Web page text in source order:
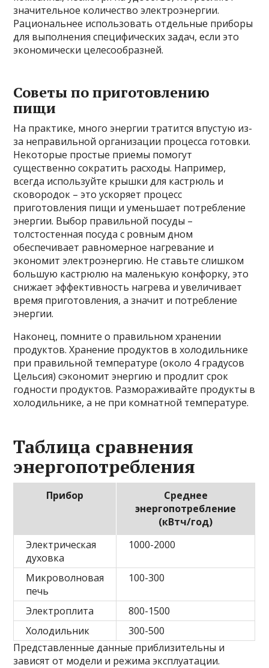
значительное количество электроэнергии.
Рациональнее использовать отдельные приборы
для выполнения специфических задач, если это
экономически целесообразней.
Советы по приготовлению
пищи
На практике, много энергии тратится впустую из-
за неправильной организации процесса готовки.
Некоторые простые приемы помогут
существенно сократить расходы. Например,
всегда используйте крышки для кастрюль и
сковородок – это ускоряет процесс
приготовления пищи и уменьшает потребление
энергии. Выбор правильной посуды –
толстостенная посуда с ровным дном
обеспечивает равномерное нагревание и
экономит электроэнергию. Не ставьте слишком
большую кастрюлю на маленькую конфорку, это
снижает эффективность нагрева и увеличивает
время приготовления, а значит и потребление
энергии.
Наконец, помните о правильном хранении
продуктов. Хранение продуктов в холодильнике
при правильной температуре (около 4 градусов
Цельсия) сэкономит энергию и продлит срок
годности продуктов. Размораживайте продукты в
холодильнике, а не при комнатной температуре.
Таблица сравнения
энергопотребления
Прибор
Среднее
энергопотребление
(кВтч/год)
Электрическая
духовка
1000-2000
Микроволновая
печь
100-300
Электроплита
800-1500
Холодильник
300-500
Представленные данные приблизительны и
зависят от модели и режима эксплуатации.